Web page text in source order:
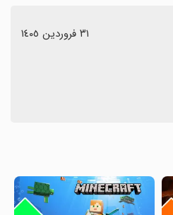
٣١ فروردین ١٤٠٥